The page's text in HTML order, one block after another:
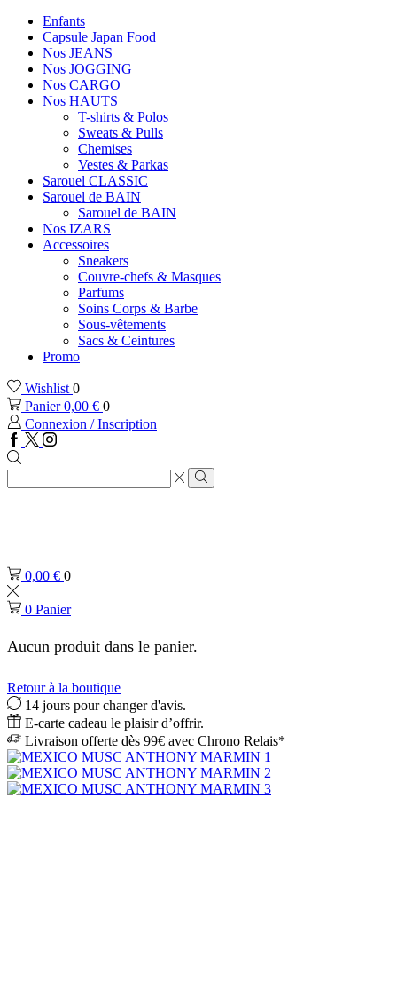
Enfants
Capsule Japan Food
Nos JEANS
Nos JOGGING
Nos CARGO
Nos HAUTS
T-shirts & Polos
Sweats & Pulls
Chemises
Vestes & Parkas
Sarouel CLASSIC
Sarouel de BAIN
Sarouel de BAIN
Nos IZARS
Accessoires
Sneakers
Couvre-chefs & Masques
Parfums
Soins Corps & Barbe
Sous-vêtements
Sacs & Ceintures
Promo
Wishlist 0
Panier0,00 € 0
Connexion / Inscription
Facebook
TwitterInstagram
Zone
de
Rechercher
0,00 € 0
0 Panier
Aucun produit dans le panier.
Retour à la boutique
14 jours pour changer d'avis.
E-carte cadeau le plaisir d’offrir.
Livraison offerte dès 99€ avec Chrono Relais*